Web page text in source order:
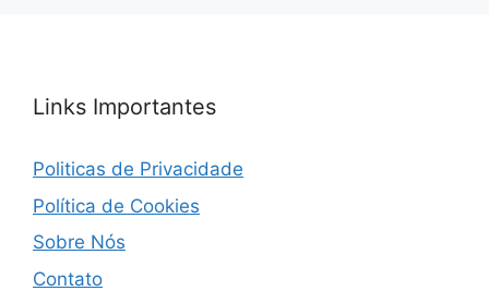
Links Importantes
Politicas de Privacidade
Política de Cookies
Sobre Nós
Contato